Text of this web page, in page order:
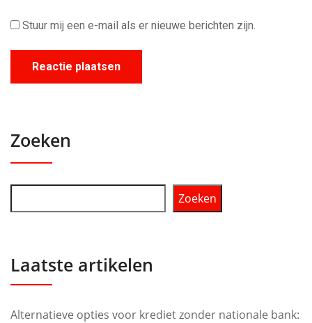
Stuur mij een e-mail als er nieuwe berichten zijn.
Zoeken
Zoeken
Laatste artikelen
Alternatieve opties voor krediet zonder nationale bank: